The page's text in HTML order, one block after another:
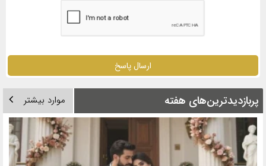
ارسال پاسخ
پربازدیدترین‌های هفته موارد بیشتر